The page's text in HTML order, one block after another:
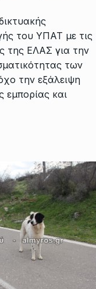
του ΥΠΑΤ με τις
της ΕΛΑΣ για την
των
την εξάλειψη
εμπορίας και